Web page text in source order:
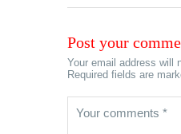
Post your
Your email address will
Required fields are